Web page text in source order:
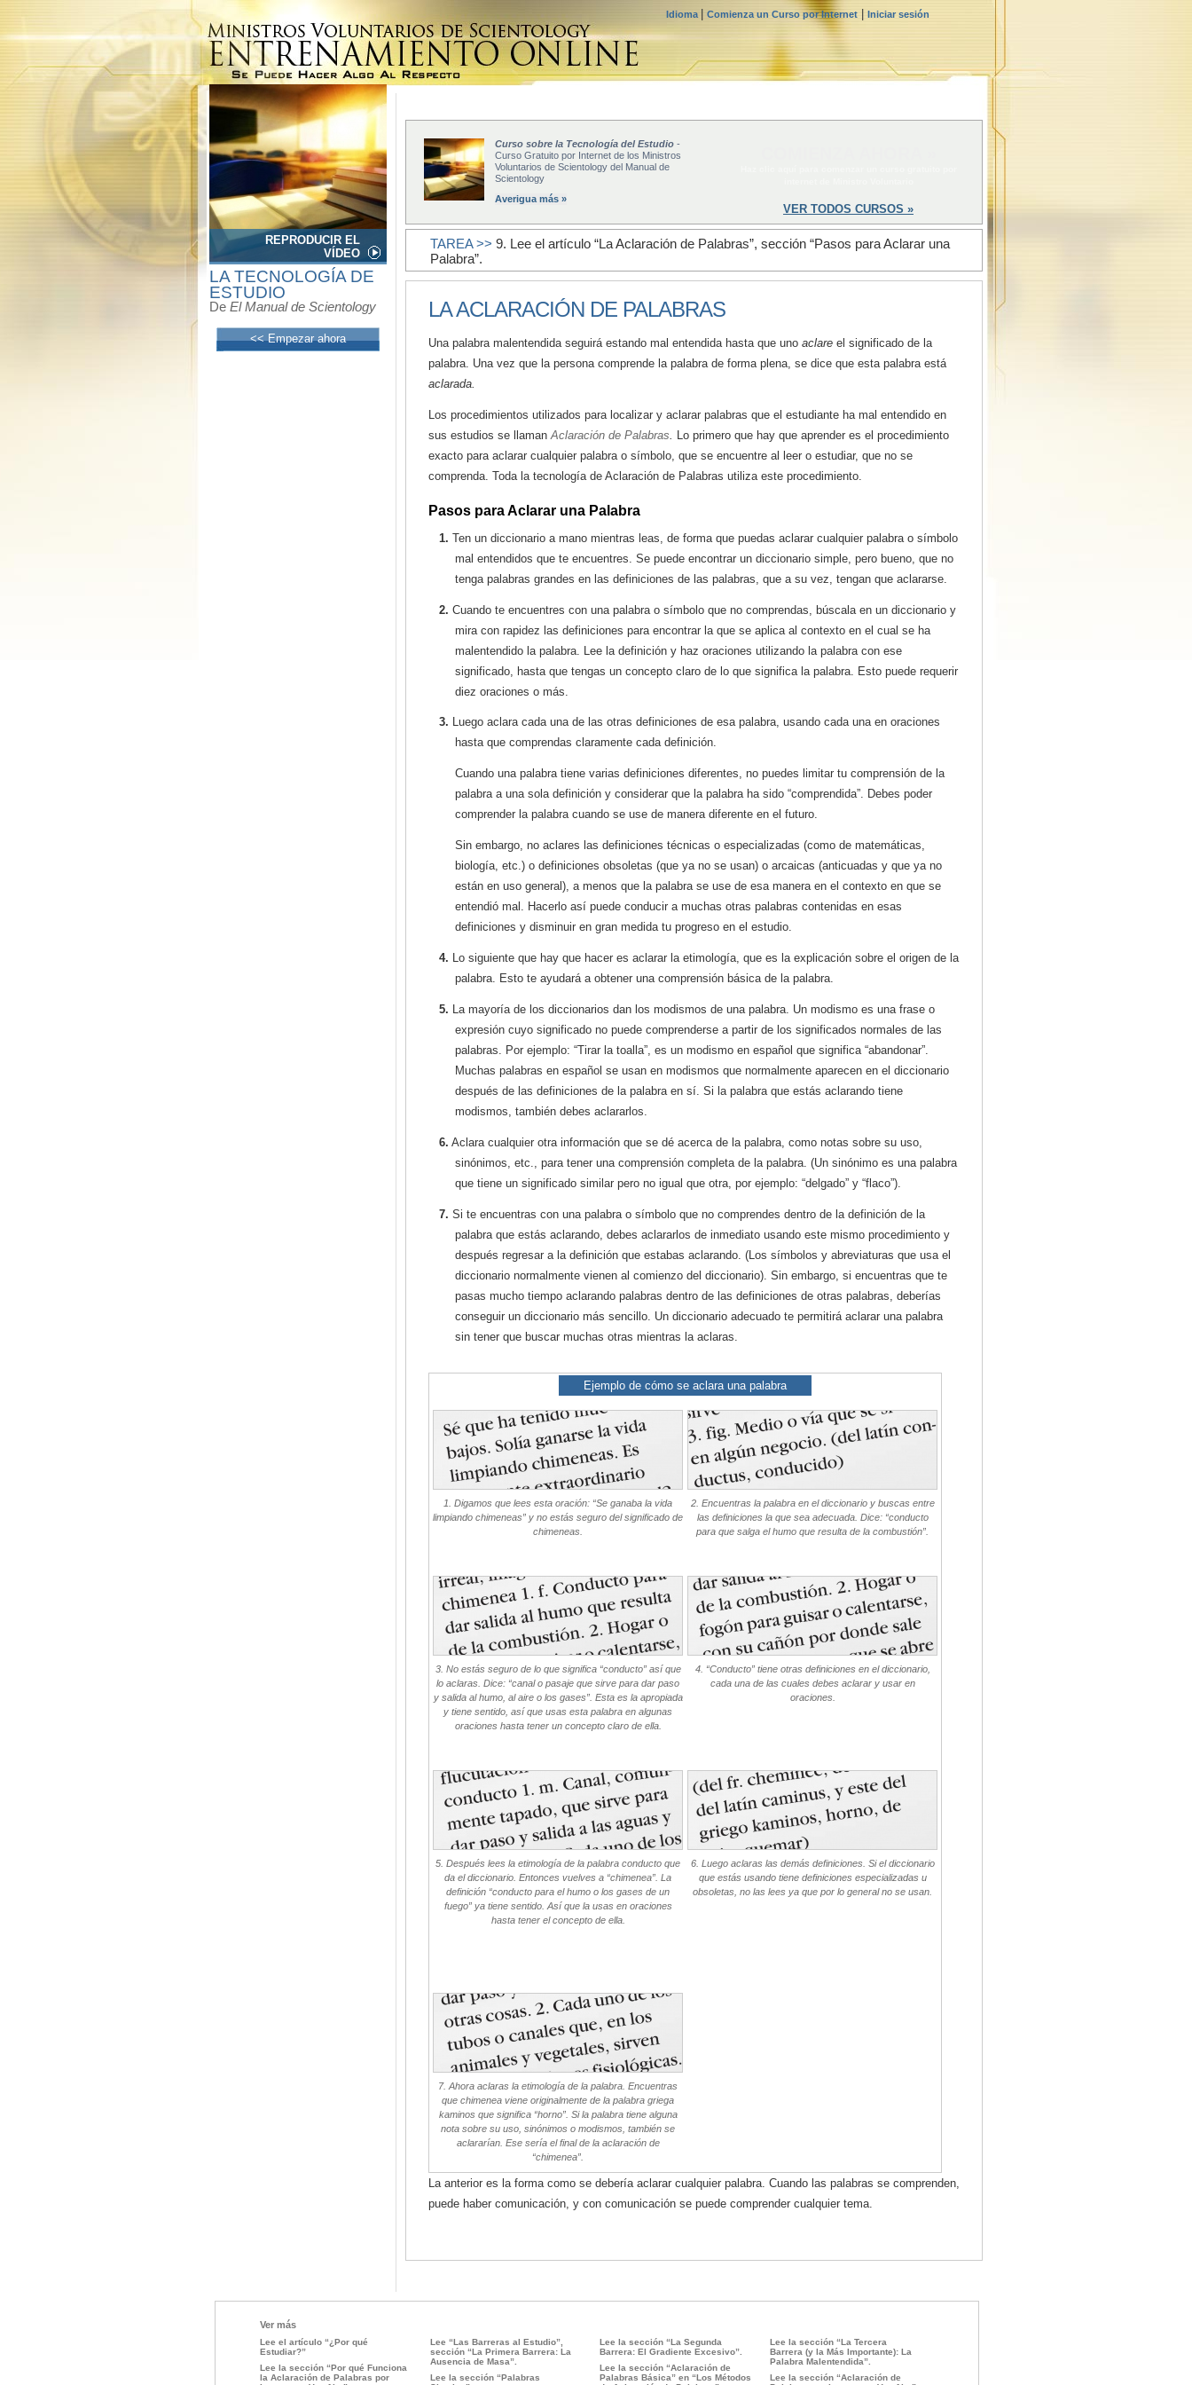
Idioma Comienza un Curso por Internet Iniciar sesión
REPRODUCIR EL
VÍDEO
LA TECNOLOGÍA DE
ESTUDIO
De El Manual de Scientology
<< Empezar ahora
Curso sobre la Tecnología del Estudio -
Curso Gratuito por Internet de los Ministros
Voluntarios de Scientology del Manual de
Scientology
Averigua más »
VER TODOS CURSOS »
TAREA >> 9. Lee el artículo “La Aclaración de Palabras”, sección “Pasos para Aclarar una
Palabra”.
LA ACLARACIÓN DE PALABRAS
Una palabra malentendida seguirá estando mal entendida hasta que uno aclare el significado de la
palabra. Una vez que la persona comprende la palabra de forma plena, se dice que esta palabra está
aclarada.
Los procedimientos utilizados para localizar y aclarar palabras que el estudiante ha mal entendido en
sus estudios se llaman Aclaración de Palabras
Lo primero que hay que aprender es el procedimiento
exacto para aclarar cualquier palabra o símbolo, que se encuentre al leer o estudiar, que no se
comprenda. Toda la tecnología de Aclaración de Palabras utiliza este procedimiento.
Pasos para Aclarar una Palabra
1. Ten un diccionario a mano mientras leas, de forma que puedas aclarar cualquier palabra o símbolo
mal entendidos que te encuentres. Se puede encontrar un diccionario simple, pero bueno, que no
tenga palabras grandes en las definiciones de las palabras, que a su vez, tengan que aclararse.
2. Cuando te encuentres con una palabra o símbolo que no comprendas, búscala en un diccionario y
mira con rapidez las definiciones para encontrar la que se aplica al contexto en el cual se ha
malentendido la palabra. Lee la definición y haz oraciones utilizando la palabra con ese
significado, hasta que tengas un concepto claro de lo que significa la palabra. Esto puede requerir
diez oraciones o más.
3. Luego aclara cada una de las otras definiciones de esa palabra, usando cada una en oraciones
hasta que comprendas claramente cada definición.
Cuando una palabra tiene varias definiciones diferentes, no puedes limitar tu comprensión de la
palabra a una sola definición y considerar que la palabra ha sido “comprendida”. Debes poder
comprender la palabra cuando se use de manera diferente en el futuro.
Sin embargo, no aclares las definiciones técnicas o especializadas (como de matemáticas,
biología, etc.) o definiciones obsoletas (que ya no se usan) o arcaicas (anticuadas y que ya no
están en uso general), a menos que la palabra se use de esa manera en el contexto en que se
entendió mal. Hacerlo así puede conducir a muchas otras palabras contenidas en esas
definiciones y disminuir en gran medida tu progreso en el estudio.
4. Lo siguiente que hay que hacer es aclarar la etimología, que es la explicación sobre el origen de la
palabra. Esto te ayudará a obtener una comprensión básica de la palabra.
5. La mayoría de los diccionarios dan los modismos de una palabra. Un modismo es una frase o
expresión cuyo significado no puede comprenderse a partir de los significados normales de las
palabras. Por ejemplo: “Tirar la toalla”, es un modismo en español que significa “abandonar”.
Muchas palabras en español se usan en modismos que normalmente aparecen en el diccionario
después de las definiciones de la palabra en sí. Si la palabra que estás aclarando tiene
modismos, también debes aclararlos.
6. Aclara cualquier otra información que se dé acerca de la palabra, como notas sobre su uso,
sinónimos, etc., para tener una comprensión completa de la palabra. (Un sinónimo es una palabra
que tiene un significado similar pero no igual que otra, por ejemplo: “delgado” y “flaco”).
7. Si te encuentras con una palabra o símbolo que no comprendes dentro de la definición de la
palabra que estás aclarando, debes aclararlos de inmediato usando este mismo procedimiento y
después regresar a la definición que estabas aclarando. (Los símbolos y abreviaturas que usa el
diccionario normalmente vienen al comienzo del diccionario). Sin embargo, si encuentras que te
pasas mucho tiempo aclarando palabras dentro de las definiciones de otras palabras, deberías
conseguir un diccionario más sencillo. Un diccionario adecuado te permitirá aclarar una palabra
sin tener que buscar muchas otras mientras la aclaras.
Ejemplo de cómo se aclara una palabra
1. Digamos que lees esta oración: “Se ganaba la vida
limpiando chimeneas” y no estás seguro del significado de
chimeneas.
2. Encuentras la palabra en el diccionario y buscas entre
las definiciones la que sea adecuada. Dice: “conducto
para que salga el humo que resulta de la combustión”.
3. No estás seguro de lo que significa “conducto” así que
lo aclaras. Dice: “canal o pasaje que sirve para dar paso
y salida al humo, al aire o los gases”. Esta es la apropiada
y tiene sentido, así que usas esta palabra en algunas
oraciones hasta tener un concepto claro de ella.
4. “Conducto” tiene otras definiciones en el diccionario,
cada una de las cuales debes aclarar y usar en
oraciones.
5. Después lees la etimología de la palabra conducto que
da el diccionario. Entonces vuelves a “chimenea”. La
definición “conducto para el humo o los gases de un
fuego” ya tiene sentido. Así que la usas en oraciones
hasta tener el concepto de ella.
6. Luego aclaras las demás definiciones. Si el diccionario
que estás usando tiene definiciones especializadas u
obsoletas, no las lees ya que por lo general no se usan.
7. Ahora aclaras la etimología de la palabra. Encuentras
que chimenea viene originalmente de la palabra griega
kaminos que significa “horno”. Si la palabra tiene alguna
nota sobre su uso, sinónimos o modismos, también se
aclararían. Ese sería el final de la aclaración de
“chimenea”.
La anterior es la forma como se debería aclarar cualquier palabra. Cuando las palabras se comprenden,
puede haber comunicación, y con comunicación se puede comprender cualquier tema.
Ver más
Lee el artículo “¿Por qué
Estudiar?”
Lee la sección “Por qué Funciona
la Aclaración de Palabras por
Lee “Las Barreras al Estudio”,
sección “La Primera Barrera: La
Ausencia de Masa”.
Lee la sección “Palabras
Lee la sección “La Segunda
Barrera: El Gradiente Excesivo”.
Lee la sección “Aclaración de
Palabras Básica” en “Los Métodos
Lee la sección “La Tercera
Barrera (y la Más Importante): La
Palabra Malentendida”.
Lee la sección “Aclaración de